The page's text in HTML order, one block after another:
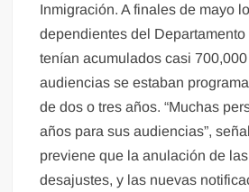
Inmigración. A finales de mayo
dependientes del
tenían acumulados casi
audiencias se estaban
de dos o tres años. “Muchas
años para sus audiencias”,
previene que la anulación de
desajustes, y las nuevas